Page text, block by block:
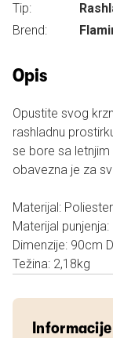
Tip:
Brend:
Opis
Opustite svog
rashladnu
se bore sa
obavezna je za
Materijal: Poliester
Materijal punjenja:
Dimenzije: 90cm
Težina: 2,18kg